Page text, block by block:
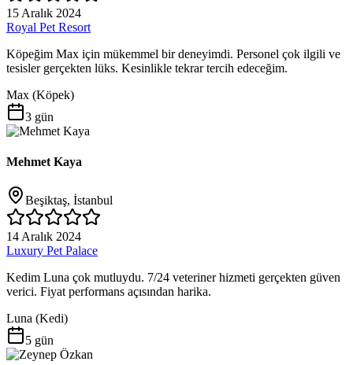
15 Aralık 2024
Royal Pet Resort
Köpeğim Max için mükemmel bir deneyimdi. Personel çok ilgili ve
tesisler gerçekten lüks. Kesinlikle tekrar tercih edeceğim.
Max (Köpek)
3 gün
Mehmet Kaya
Beşiktaş, İstanbul
14 Aralık 2024
Luxury Pet Palace
Kedim Luna çok mutluydu. 7/24 veteriner hizmeti gerçekten güven
verici. Fiyat performans açısından harika.
Luna (Kedi)
5 gün